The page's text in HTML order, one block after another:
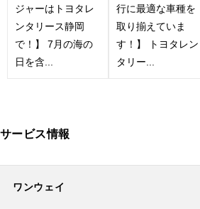
ジャーはトヨタレ
ンタリース静岡
で！】 7月の海の
日を含...
行に最適な車種を
取り揃えていま
す！】 トヨタレン
タリー...
サービス情報
ワンウェイ